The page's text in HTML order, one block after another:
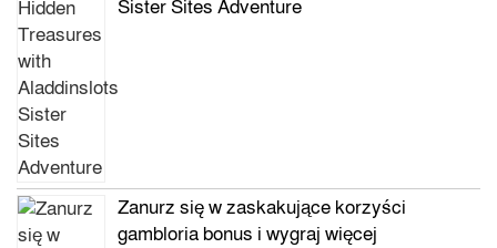
Sister Sites Adventure
Zanurz się w zaskakujące korzyści
gambloria bonus i wygraj więcej